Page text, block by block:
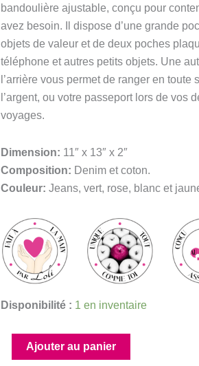
bandoulière ajustable, conçu pour
avez besoin. Il dispose d’une grande
objets de valeur et de deux poches
téléphone et autres petits objets. Une
l’arrière vous permet de ranger en toute
l’argent, ou votre passeport lors de vos
voyages.
Dimension: 11″ x 13″ x 2″
Composition: Denim et coton.
Couleur: Jeans, vert, rose, blanc et
Disponibilité : 1 en inventaire
quantité
de
Ajouter au panier